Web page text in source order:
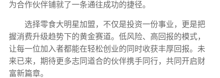
为合作伙伴铺就了一条通往成功的捷径。
选择零食大明星加盟，不仅是投资一份事业，更是把
握消费升级趋势下的黄金赛道。低风险、高回报的模式，
让每一位加入者都能在轻松创业的同时收获丰厚回报。未
来已来，期待更多志同道合的伙伴携手同行，共同开启财
富新篇章。